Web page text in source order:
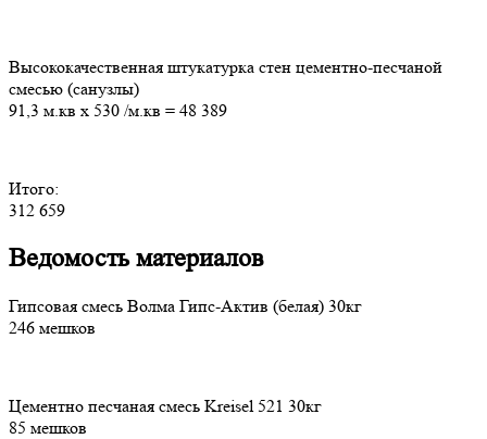
Высококачественная штукатурка стен цементно-песчаной
смесью (санузлы)
91,3 м.кв х 530 /м.кв = 48 389
Итого:
312 659
Ведомость материалов
Гипсовая смесь Волма Гипс-Актив (белая) 30кг
246 мешков
Цементно песчаная смесь Kreisel 521 30кг
85 мешков